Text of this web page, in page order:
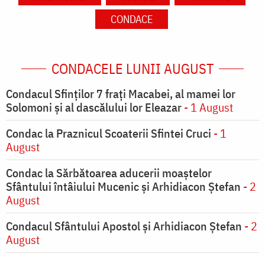
CONDACE
CONDACELE LUNII AUGUST
Condacul Sfinţilor 7 fraţi Macabei, al mamei lor
Solomoni şi al dascălului lor Eleazar- 1 August
Condac la Praznicul Scoaterii Sfintei Cruci - 1
August
Condac la Sărbătoarea aducerii moaştelor
Sfântului întâiului Mucenic şi Arhidiacon Ştefan - 2
August
Condacul Sfântului Apostol și Arhidiacon Ștefan - 2
August